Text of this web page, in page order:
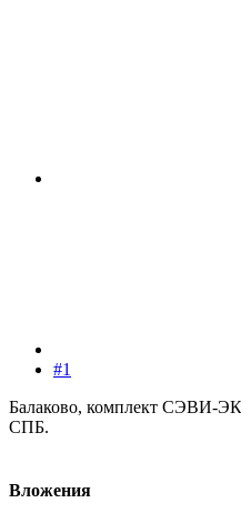
#1
Балаково, комплект СЭВИ-
СПБ.
Вложения